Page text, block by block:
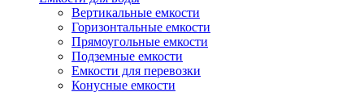
Вертикальные емкости
Горизонтальные емкости
Прямоугольные емкости
Подземные емкости
Емкости для перевозки
Конусные емкости